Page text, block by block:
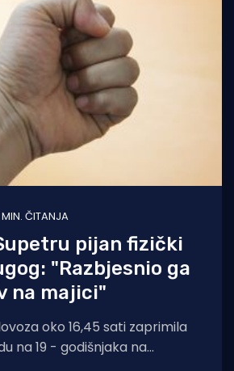
MIN. ČITANJA
pijan fizički
"Razbjesnio ga
na majici"
oko 16,45 sati zaprimila
na 19 - godišnjaka na